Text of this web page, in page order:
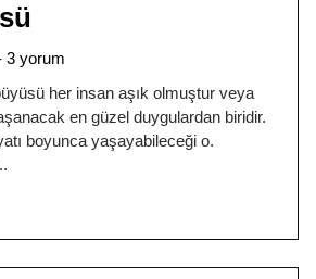
3 yorum
her insan aşık olmuştur veya
en güzel duygulardan biridir.
boyunca yaşayabileceği o.